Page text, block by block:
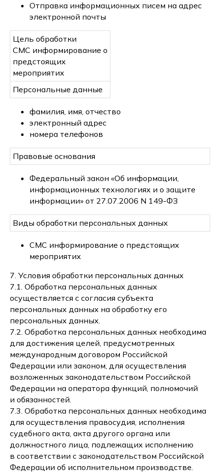
Отправка информационных писем на адрес
электронной почты
Цель обработки
СМС информирование о
предстоящих
мероприятих
Персональные данные
фамилия, имя, отчество
электронный адрес
номера телефонов
Правовые основания
Федеральный закон «Об информации,
информационных технологиях и о защите
информации» от 27.07.2006 N 149-ФЗ
Виды обработки персональных данных
СМС информирование о предстоящих
мероприятих
7. Условия обработки персональных данных
7.1. Обработка персональных данных
осуществляется с согласия субъекта
персональных данных на обработку его
персональных данных.
7.2. Обработка персональных данных необходима
для достижения целей, предусмотренных
международным договором Российской
Федерации или законом, для осуществления
возложенных законодательством Российской
Федерации на оператора функций, полномочий
и обязанностей.
7.3. Обработка персональных данных необходима
для осуществления правосудия, исполнения
судебного акта, акта другого органа или
должностного лица, подлежащих исполнению
в соответствии с законодательством Российской
Федерации об исполнительном производстве.